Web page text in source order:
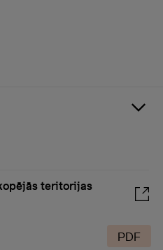
teritorijas
PDF